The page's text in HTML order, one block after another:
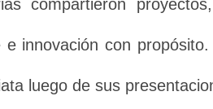
compartieron
innovación con propósito.
luego de sus